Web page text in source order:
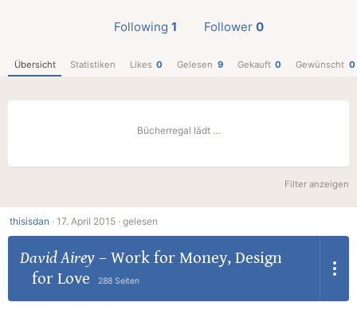
Following 1 Follower 0
Übersicht Statistiken Likes 0 Gelesen 9 Gekauft 0 Gewünscht 0
Bücherregal lädt …
Filter anzeigen
thisisdan · 17. April 2015 · gelesen
David Airey– Work for Money, Design
for Love
288 Seiten